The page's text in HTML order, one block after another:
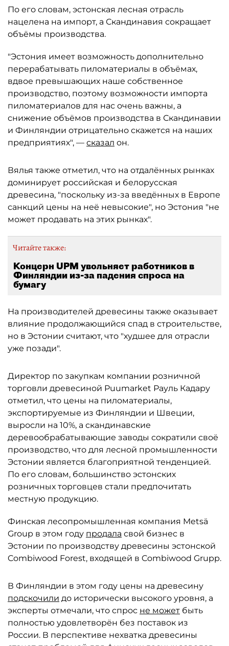
По его словам, эстонская лесная отрасль
нацелена на импорт, а Скандинавия сокращает
объёмы производства.
"Эстония имеет возможность дополнительно
перерабатывать пиломатериалы в объёмах,
вдвое превышающих наше собственное
производство, поэтому возможности импорта
пиломатериалов для нас очень важны, а
снижение объёмов производства в Скандинавии
и Финляндии отрицательно скажется на наших
предприятиях", — сказал он.
Вялья также отметил, что на отдалённых рынках
доминирует российская и белорусская
древесина, "поскольку из-за введённых в Европе
санкций цены на неё невысокие", но Эстония "не
может продавать на этих рынках".
Читайте также:
Концерн UPM увольняет работников в
Финляндии из-за падения спроса на
бумагу
На производителей древесины также оказывает
влияние продолжающийся спад в строительстве,
но в Эстонии считают, что "худшее для отрасли
уже позади".
Директор по закупкам компании розничной
торговли древесиной Puumarket Рауль Кадару
отметил, что цены на пиломатериалы,
экспортируемые из Финляндии и Швеции,
выросли на 10%, а скандинавские
деревообрабатывающие заводы сократили своё
производство, что для лесной промышленности
Эстонии является благоприятной тенденцией.
По его словам, большинство эстонских
розничных торговцев стали предпочитать
местную продукцию.
Финская лесопромышленная компания Metsä
Group в этом году продала свой бизнес в
Эстонии по производству древесины эстонской
Combiwood Forest, входящей в Combiwood Grupp.
В Финляндии в этом году цены на древесину
подскочили до исторически высокого уровня, а
эксперты отмечали, что спрос не может быть
полностью удовлетворён без поставок из
России. В перспективе нехватка древесины